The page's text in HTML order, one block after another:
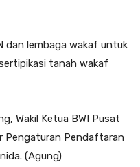
dan lembaga wakaf untuk
tanah wakaf
Wakil Ketua BWI Pusat
Pengaturan Pendaftaran
(Agung)